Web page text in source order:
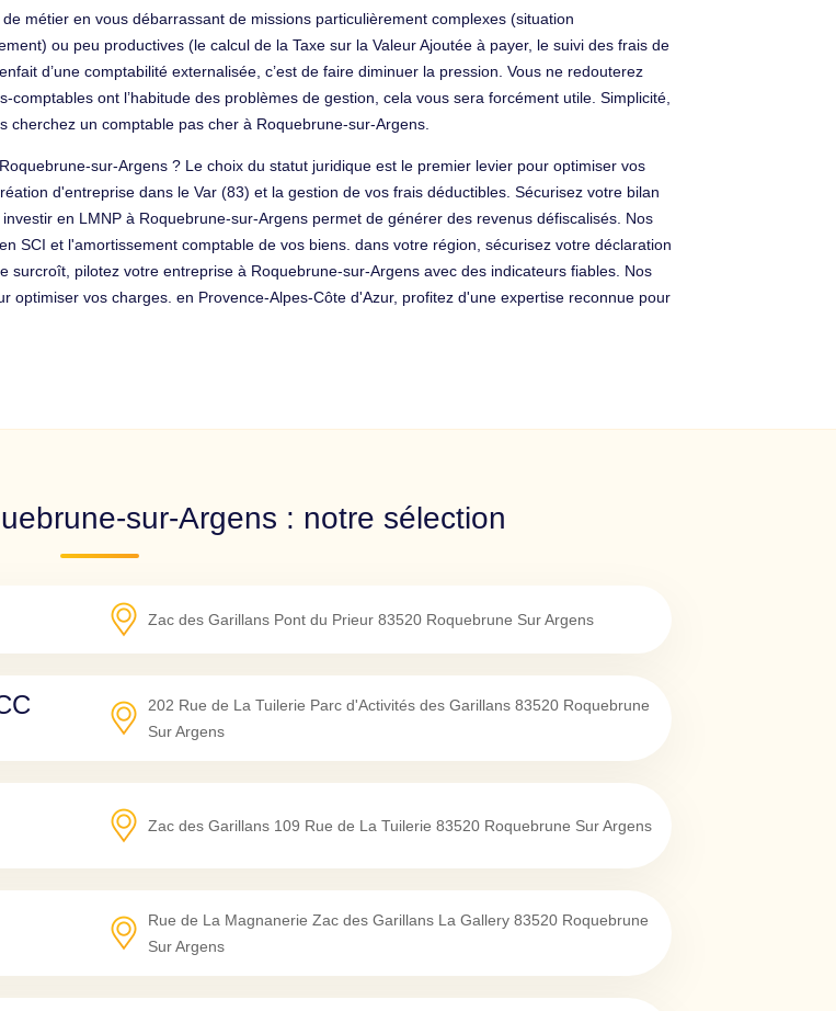
métier en vous débarrassant de missions particulièrement complexes (situation
ou peu productives (le calcul de la Taxe sur la Valeur Ajoutée à payer, le suivi des frais de
d’une comptabilité externalisée, c’est de faire diminuer la pression. Vous ne redouterez
ont l’habitude des problèmes de gestion, cela vous sera forcément utile. Simplicité,
un comptable pas cher à Roquebrune-sur-Argens.
sur-Argens ? Le choix du statut juridique est le premier levier pour optimiser vos
d'entreprise dans le Var (83) et la gestion de vos frais déductibles. Sécurisez votre bilan
en LMNP à Roquebrune-sur-Argens permet de générer des revenus défiscalisés. Nos
SCI et l'amortissement comptable de vos biens. dans votre région, sécurisez votre déclaration
pilotez votre entreprise à Roquebrune-sur-Argens avec des indicateurs fiables. Nos
optimiser vos charges. en Provence-Alpes-Côte d'Azur, profitez d'une expertise reconnue pour
sur-Argens : notre sélection
Zac des Garillans Pont du Prieur 83520 Roquebrune Sur Argens
202 Rue de La Tuilerie Parc d'Activités des Garillans 83520 Roquebrune
Sur Argens
Zac des Garillans 109 Rue de La Tuilerie 83520 Roquebrune Sur Argens
Rue de La Magnanerie Zac des Garillans La Gallery 83520 Roquebrune
Sur Argens